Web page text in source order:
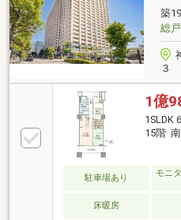
320m） ・区立豊葉
780m）
築
総
３
1億
1SLDK
15階
駐車場あり
モニ
床暖房